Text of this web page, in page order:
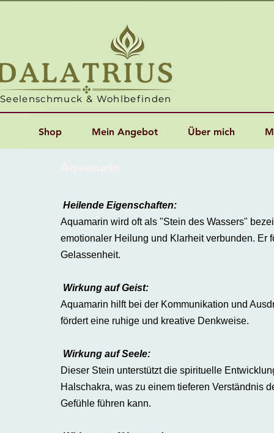
Seelenschmuck & Wohlbefinden
Shop Mein Angebot Über mich
Aquamarin
Heilende Eigenschaften:
Aquamarin wird oft als "Stein des Wassers"
emotionaler Heilung und Klarheit verbunden. Er
Gelassenheit.
Wirkung auf Geist:
Aquamarin hilft bei der Kommunikation und
fördert eine ruhige und kreative Denkweise.
Wirkung auf Seele:
Dieser Stein unterstützt die spirituelle
Halschakra, was zu einem tieferen Verständnis
Gefühle führen kann.